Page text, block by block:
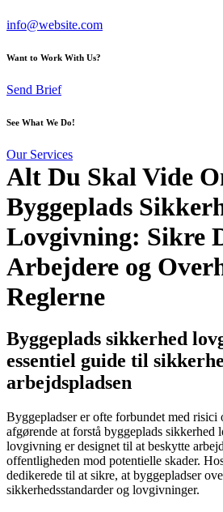
info@website.com
Want to Work With Us?
Send Brief
See What We Do!
Our Services
Alt Du Skal Vide
Byggeplads
Lovgivning: Sikre
Arbejdere og
Reglerne
Byggeplads sikkerhed
essentiel guide til
arbejdspladsen
Byggepladser er ofte forbundet med risici
afgørende at forstå byggeplads sikkerhed
lovgivning er designet til at beskytte
offentligheden mod potentielle skader.
dedikerede til at sikre, at byggepladser
sikkerhedsstandarder og lovgivninger.